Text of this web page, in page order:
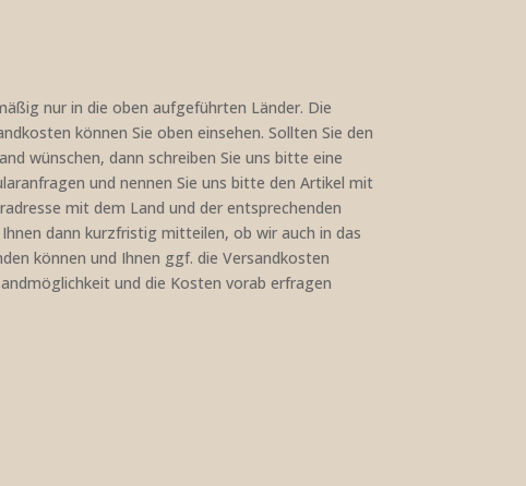
nur in die oben aufgeführten Länder. Die
können Sie oben einsehen. Sollten Sie den
wünschen, dann schreiben Sie uns bitte eine
und nennen Sie uns bitte den Artikel mit
mit dem Land und der entsprechenden
dann kurzfristig mitteilen, ob wir auch in das
können und Ihnen ggf. die Versandkosten
und die Kosten vorab erfragen